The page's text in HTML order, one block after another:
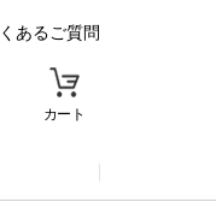
あるご質問
カート